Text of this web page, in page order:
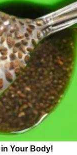
Your Body!